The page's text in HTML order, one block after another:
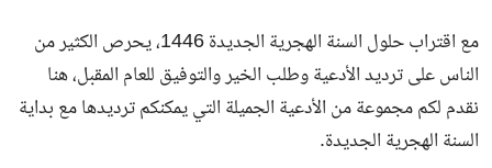
مع اقتراب حلول السنة الهجرية الجديدة 1446، يحرص الكثير من
الناس على ترديد الأدعية وطلب الخير والتوفيق للعام المقبل، هنا
نقدم لكم مجموعة من الأدعية الجميلة التي يمكنكم ترديدها مع بداية
السنة الهجرية الجديدة.